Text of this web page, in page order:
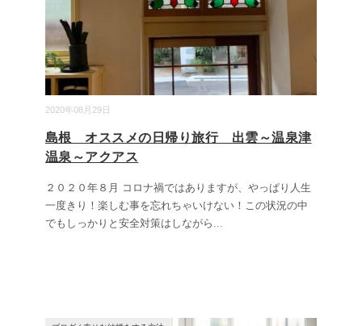
2020年08月29日
島根 オススメの日帰り旅行 出雲～温泉津
温泉～アクアス
２０２０年８月 コロナ禍ではありますが、やっぱり人生
一度きり！楽しむ事を忘れちゃいけない！この状況の中
でもしっかりと安全対策はしながら ...